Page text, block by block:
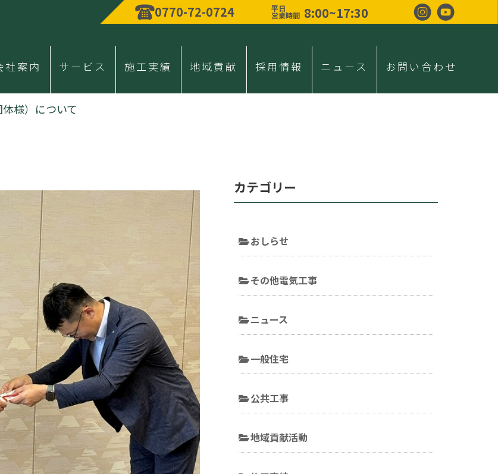
0770-72-0724 平日
営業時間 8:00~17:30
社案内 サービス 施工実績 地域貢献 採用情報 ニュース お問い合わせ
様）について
カテゴリー
おしらせ
その他電気工事
ニュース
一般住宅
公共工事
地域貢献活動